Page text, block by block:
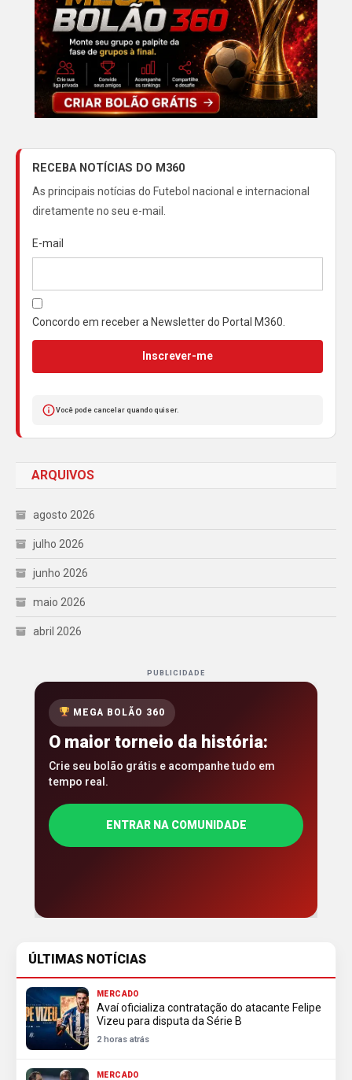
RECEBA NOTÍCIAS DO M360
As principais notícias do Futebol nacional e internacional
diretamente no seu e-mail.
E-mail
Concordo em receber a Newsletter do Portal M360.
Inscrever-me
Você pode cancelar quando quiser.
ARQUIVOS
agosto 2026
julho 2026
junho 2026
maio 2026
abril 2026
PUBLICIDADE
MEGA BOLÃO 360
O maior torneio da história:
Crie seu bolão grátis e acompanhe tudo em
tempo real.
ENTRAR NA COMUNIDADE
ÚLTIMAS NOTÍCIAS
MERCADO
Avaí oficializa contratação do atacante Felipe
Vizeu para disputa da Série B
2 horas atrás
MERCADO